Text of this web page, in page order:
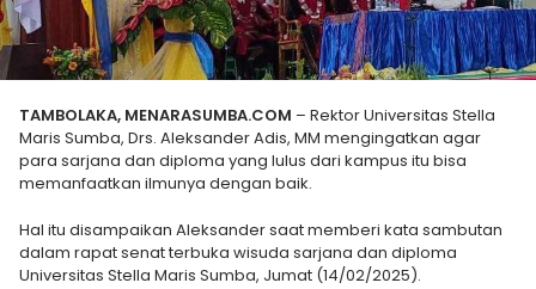
TAMBOLAKA, MENARASUMBA.COM – Rektor Universitas Stella
Maris Sumba, Drs. Aleksander Adis, MM mengingatkan agar
para sarjana dan diploma yang lulus dari kampus itu bisa
memanfaatkan ilmunya dengan baik.
Hal itu disampaikan Aleksander saat memberi kata sambutan
dalam rapat senat terbuka wisuda sarjana dan diploma
Universitas Stella Maris Sumba, Jumat (14/02/2025).